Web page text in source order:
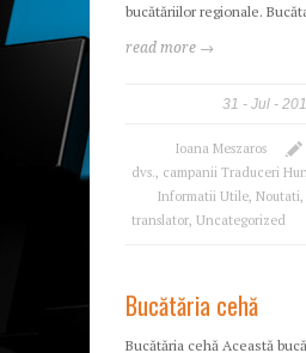
bucătăriilor regionale.
read more →
31 Jul
Ioana Meszaros
dvs., campanii Traduceri
Informatii Utile, Noutati,
translator, Uncategorized
Bucătăria cehă
Bucătăria cehă Această